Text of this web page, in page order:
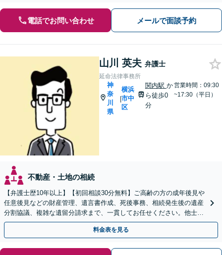
電話でお問い合わせ メールで面談予約
山川 英夫 弁護士
延命法律事務所
神
奈
川
県
|
横浜
市中
区
関内駅 か
ら徒歩0
分
営業時間：09:30
~17:30（平日）
不動産・土地の相続
【弁護士歴10年以上】【初回相談30分無料】ご高齢の方の成年後見や
任意後見などの財産管理、遺言書作成、死後事務、相続発生後の遺産
分割協議、複雑な遺留分請求まで、一貫してお任せください。他士業
との連携力を活かした最適解の追求【WEB面談対応】
料金表を見る